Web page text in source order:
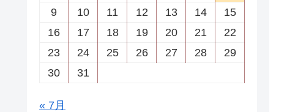
9
10 11 12 13 14
15
16
17 18 19 20 21
22
23
24 25 26 27 28
29
30
31
« 7月